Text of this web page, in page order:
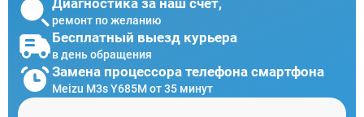
Диагностика за наш счет,
ремонт по желанию
Бесплатный выезд курьера
в день обращения
Замена процессора телефона смартфона
Meizu M3s Y685M от 35 минут